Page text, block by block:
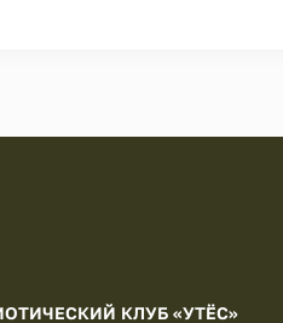
КЛУБ «УТЁС»